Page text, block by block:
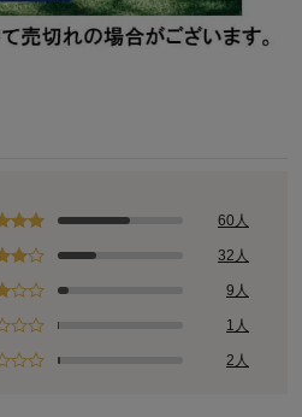
60人
32人
9人
1人
2人